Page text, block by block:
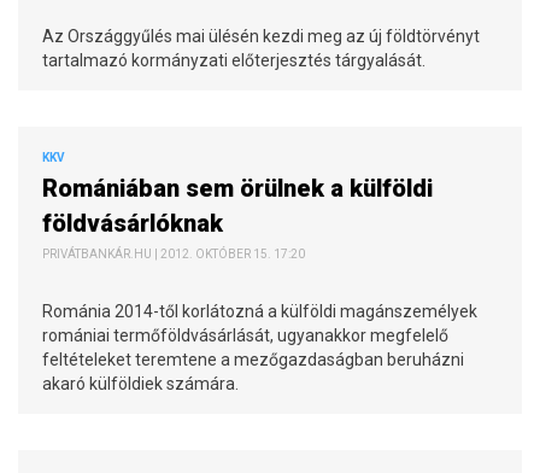
Az Országgyűlés mai ülésén kezdi meg az új földtörvényt
tartalmazó kormányzati előterjesztés tárgyalását.
KKV
Romániában sem örülnek a külföldi
földvásárlóknak
PRIVÁTBANKÁR.HU | 2012. OKTÓBER 15. 17:20
Románia 2014-től korlátozná a külföldi magánszemélyek
romániai termőföldvásárlását, ugyanakkor megfelelő
feltételeket teremtene a mezőgazdaságban beruházni
akaró külföldiek számára.